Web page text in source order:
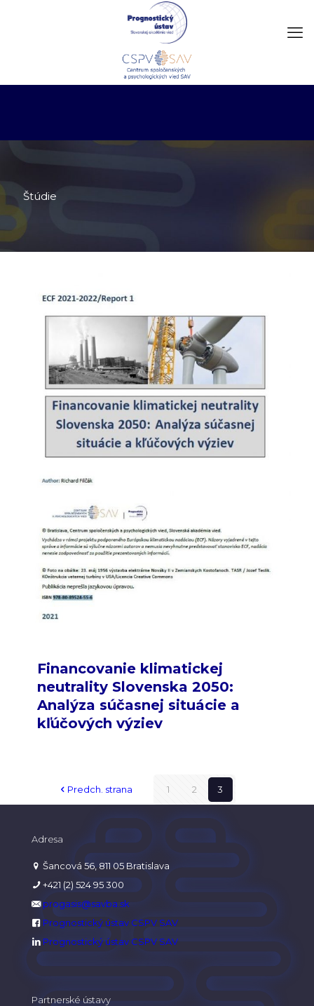
Štúdie
Financovanie klimatickej
neutrality Slovenska 2050:
Analýza súčasnej situácie a
kľúčových výziev
Predch. strana 1 2 3
Adresa
Šancová 56, 811 05 Bratislava
+421 (2) 524 95 300
progasis@savba.sk
Prognostický ústav CSPV SAV
Prognostický ústav CSPV SAV
Partnerské ústavy